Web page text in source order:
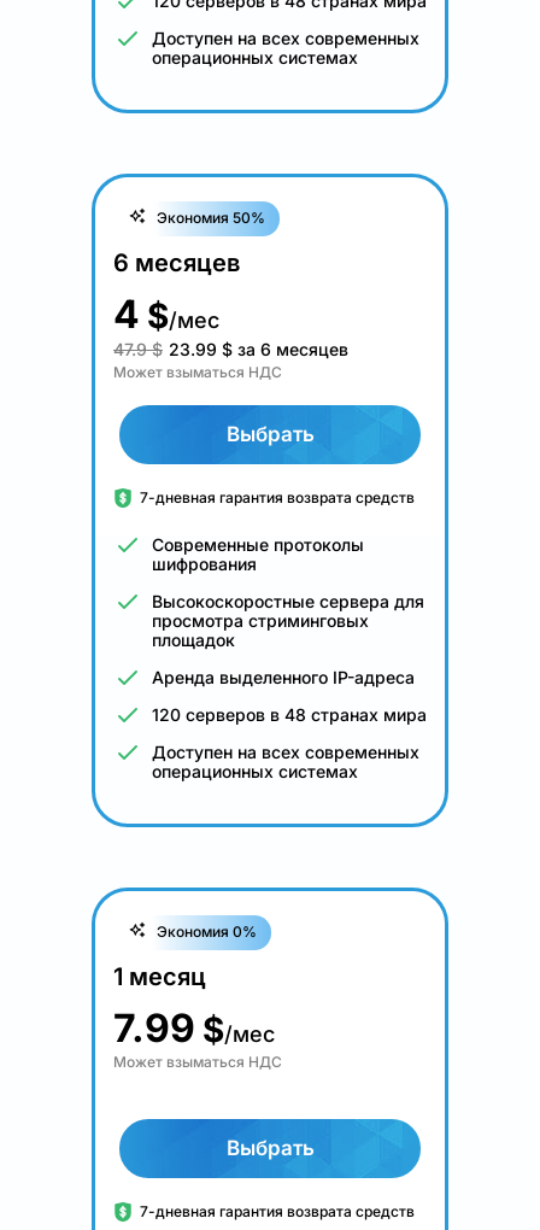
Доступен на всех современных
операционных системах
Экономия 50%
6 месяцев
4 $/мес
47.9 $ 23.99 $ за 6 месяцев
Может взыматься НДС
Выбрать
7-дневная гарантия возврата средств
Современные протоколы
шифрования
Высокоскоростные сервера для
просмотра стриминговых
площадок
Аренда выделенного IP-адреса
120 серверов в 48 странах мира
Доступен на всех современных
операционных системах
Экономия 0%
1 месяц
7.99 $/мес
Может взыматься НДС
Выбрать
7-дневная гарантия возврата средств